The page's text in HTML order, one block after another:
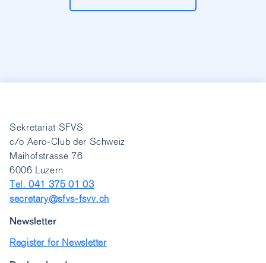
Sekretariat SFVS
c/o Aero-Club der Schweiz
Maihofstrasse 76
6006 Luzern
Tel. 041 375 01 03
secretary@sfvs-fsvv.ch
Newsletter
Register for Newsletter